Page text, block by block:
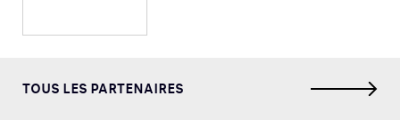
TOUS LES PARTENAIRES